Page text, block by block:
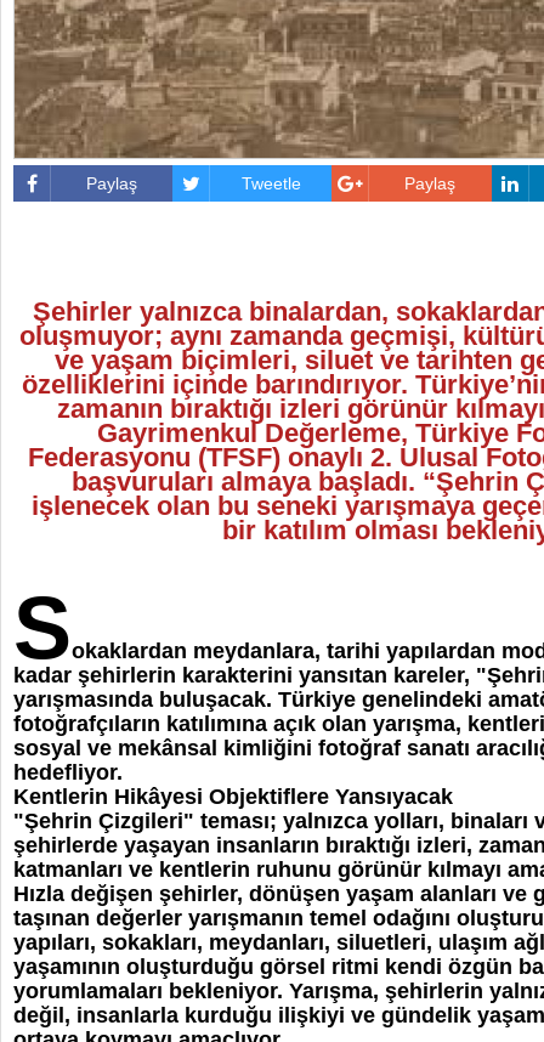
Paylaş Tweetle Paylaş
Şehirler yalnızca binalardan,
oluşmuyor; aynı zamanda geçmişi,
ve yaşam biçimleri, siluet ve tarihten
özelliklerini içinde barındırıyor.
zamanın bıraktığı izleri görünür
Gayrimenkul Değerleme, Türkiye
Federasyonu (TFSF) onaylı 2. Ulusal
başvuruları almaya başladı. “Şehrin
işlenecek olan bu seneki yarışmaya
bir katılım olması
Sokaklardan meydanlara, tarihi yapılardan
kadar şehirlerin karakterini yansıtan kareler,
yarışmasında buluşacak. Türkiye genelindeki
fotoğrafçıların katılımına açık olan yarışma,
sosyal ve mekânsal kimliğini fotoğraf sanatı
hedefliyor.
Kentlerin Hikâyesi Objektiflere Yansıyacak
"Şehrin Çizgileri" teması; yalnızca yolları, binaları
şehirlerde yaşayan insanların bıraktığı izleri,
katmanları ve kentlerin ruhunu görünür kılmayı
Hızla değişen şehirler, dönüşen yaşam alanları ve
taşınan değerler yarışmanın temel odağını
yapıları, sokakları, meydanları, siluetleri, ulaşım
yaşamının oluşturduğu görsel ritmi kendi özgün
yorumlamaları bekleniyor. Yarışma, şehirlerin
değil, insanlarla kurduğu ilişkiyi ve gündelik